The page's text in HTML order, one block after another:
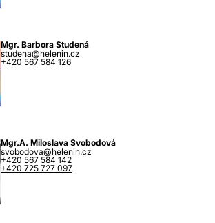
Mgr. Barbora Studená
studena@helenin.cz
+420 567 584 126
Mgr.A. Miloslava Svobodová
svobodova@helenin.cz
+420 567 584 142
+420 725 727 097